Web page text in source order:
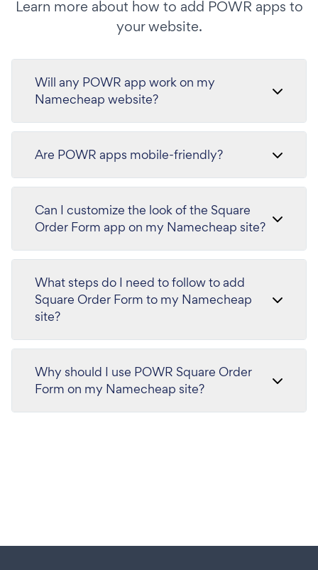
Learn more about how to add POWR apps to
your website.
Will any POWR app work on my
Namecheap website?
Are POWR apps mobile-friendly?
Can I customize the look of the Square
Order Form app on my Namecheap site?
What steps do I need to follow to add
Square Order Form to my Namecheap
site?
Why should I use POWR Square Order
Form on my Namecheap site?